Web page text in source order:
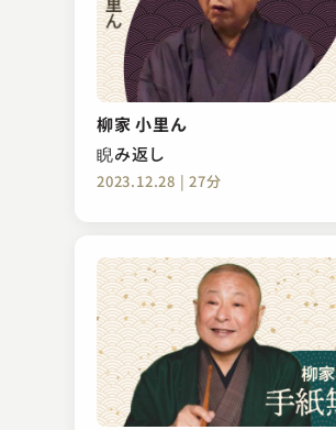
柳家 小里ん
睨み返し
2023.12.28 | 27分
桂 扇生
宗論
2023.05.12 | 14分
鈴々舎 馬るこ